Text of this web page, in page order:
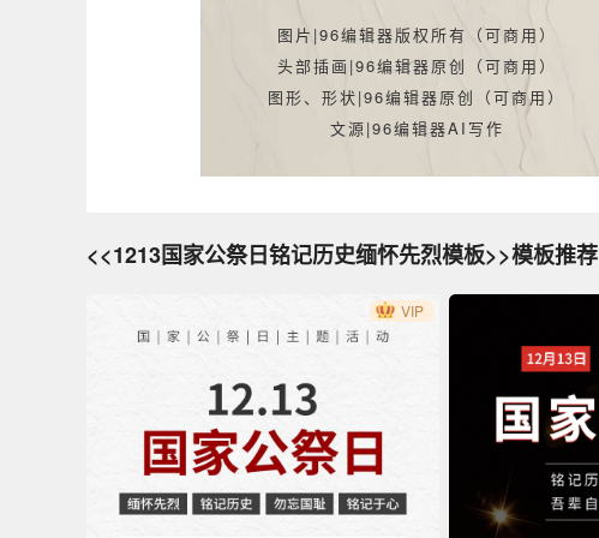
图片|96编辑器版权所有（可商用）
头部插画|96编辑器原创（可商用）
图形、形状|96编辑器原创（可商用）
文源|96编辑器AI写作
<<1213国家公祭日铭记历史缅怀先烈模板>>模板推荐
VIP